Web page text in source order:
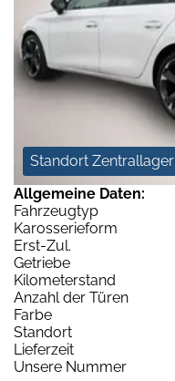
Standort Zentrallager
Allgemeine Daten:
Fahrzeugtyp
Karosserieform
Erst-Zul.
Getriebe
Kilometerstand
Anzahl der Türen
Farbe
Standort
Lieferzeit
Unsere Nummer